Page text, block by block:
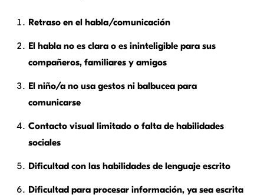
Retraso en el habla/comunicación
El habla no es clara o es ininteligible para sus
compañeros, familiares y amigos
El niño/a no usa gestos ni balbucea para
comunicarse
Contacto visual limitado o falta de habilidades
sociales
Dificultad con las habilidades de lenguaje escrito
Dificultad para procesar información, ya sea escrita